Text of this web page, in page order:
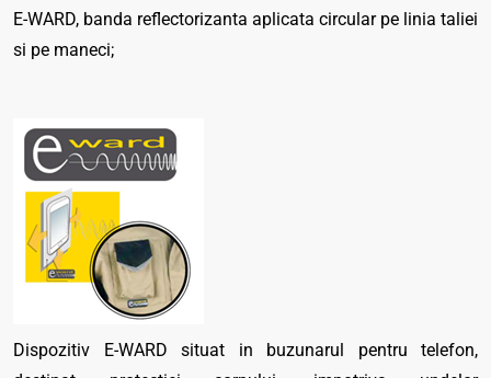
E-WARD, banda reflectorizanta aplicata circular pe linia taliei
si pe maneci;
Dispozitiv E-WARD situat in buzunarul pentru telefon,